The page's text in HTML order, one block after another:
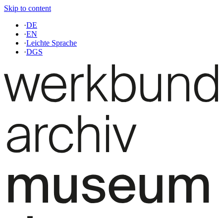
Skip to content
·DE
·EN
·Leichte Sprache
·DGS